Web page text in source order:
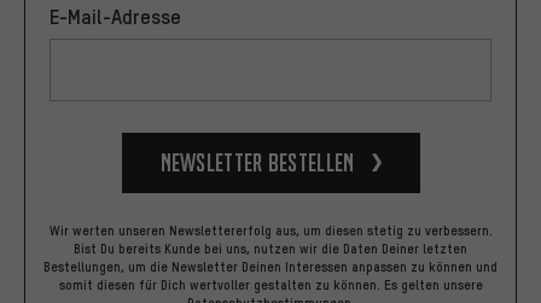
E-Mail-Adresse
Newsletter bestellen
Wir werten unseren Newslettererfolg aus, um diesen stetig zu verbessern.
Bist Du bereits Kunde bei uns, nutzen wir die Daten Deiner letzten
Bestellungen, um die Newsletter Deinen Interessen anpassen zu können und
somit diesen für Dich wertvoller gestalten zu können. Es gelten unsere